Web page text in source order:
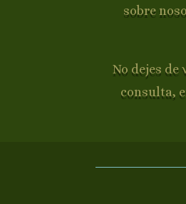
sobre
No dejes
consulta,